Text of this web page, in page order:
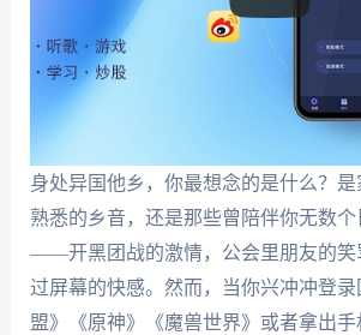
身处异国他乡，你最想念的是什么？
熟悉的乡音，还是那些曾陪伴你无数
——开黑团战的激情，公会里朋友的笑
过屏幕的快感。然而，当你兴冲冲登
盟》《原神》《魔兽世界》或者拿出